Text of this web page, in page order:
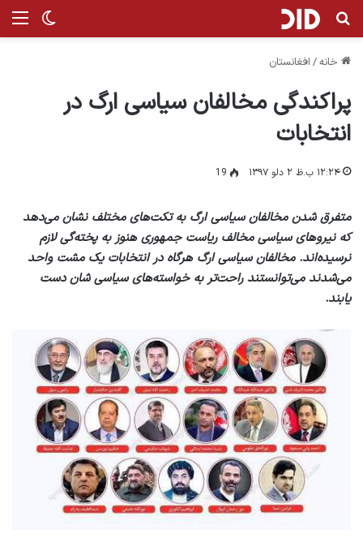
تغییر جستجو برای
خانه/ افغانستان
پراکندگی مخالفان سیاسی ارگ در
انتخابات
۱۲:۲۴ ب.ظ ۲ دلو ۱۳۹۷ 19
متفرق شدن مخالفان سیاسی ارگ به تکت‌های مختلف نشان می‌دهد
که نیروهای سیاسی مخالف ریاست جمهوری هنوز به پخته‌گی لازم
نرسیده‌اند. مخالفان سیاسی ارگ هرگاه در انتخابات یک مشت واحد
می‌شدند می‌توانستند راحت‌تر به خواسته‌های سیاسی شان دست
یابند.